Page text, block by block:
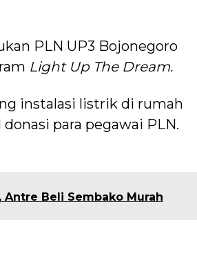
PLN UP3 Bojonegoro
Light Up The Dream.
instalasi listrik di rumah
para pegawai PLN.
Beli Sembako Murah